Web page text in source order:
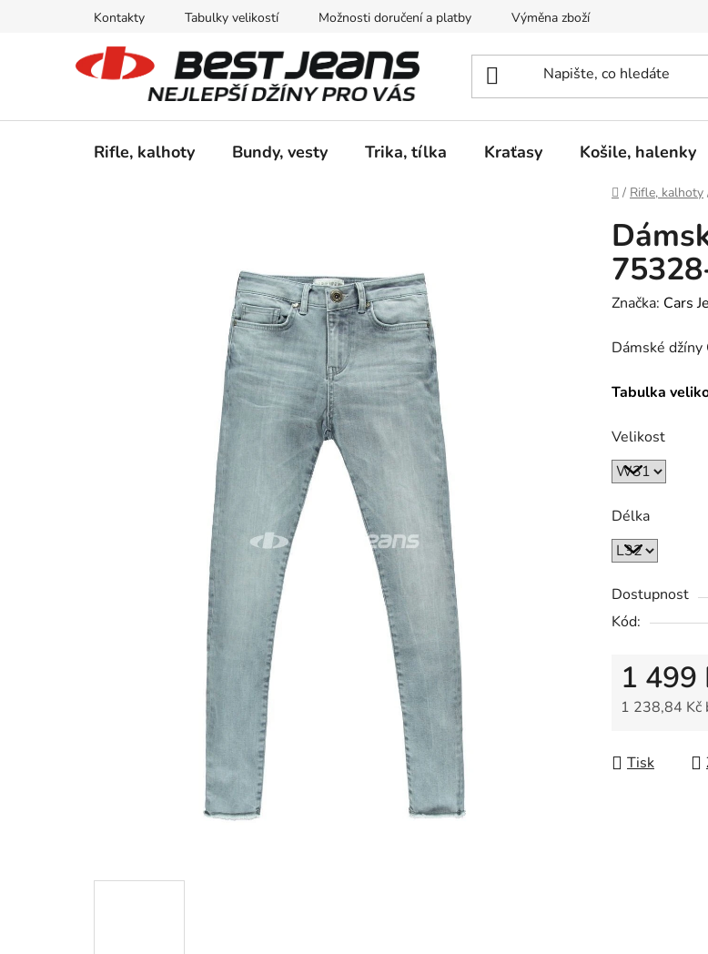
Kontakty Tabulky velikostí Možnosti doručení a platby Výměna zboží
Rifle, kalhoty Bundy, vesty Trika, tílka Kraťasy Košile, halenky
Domů
/ Rifle, kalhoty
Značka: Cars
Dámské
Tabulka
Velikost
Délka
Dostupnost
Kód:
1 499
1 238,84 Kč
Tisk